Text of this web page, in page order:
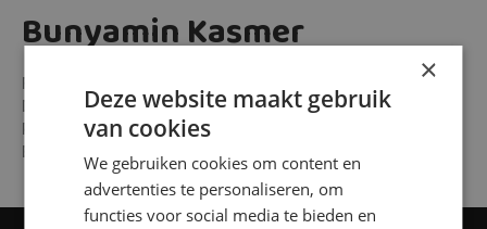
Bunyamin Kasmer
Discipline Veghel
Phone number
+31 6 55135077
×
Deze website maakt gebruik
van cookies
We gebruiken cookies om content en
advertenties te personaliseren, om
functies voor social media te bieden en